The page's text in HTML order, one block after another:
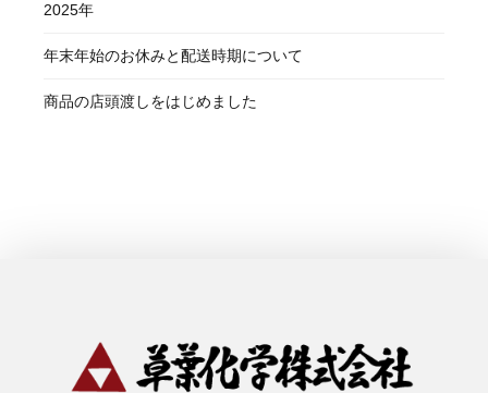
2025年
年末年始のお休みと配送時期について
商品の店頭渡しをはじめました